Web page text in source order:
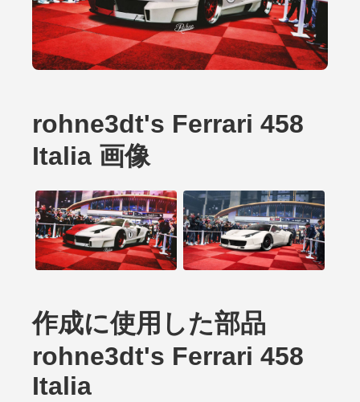
rohne3dt's Ferrari 458
Italia 画像
作成に使用した部品
rohne3dt's Ferrari 458
Italia